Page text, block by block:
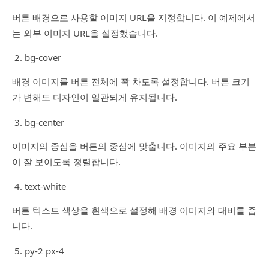
버튼 배경으로 사용할 이미지 URL을 지정합니다. 이 예제에서
는 외부 이미지 URL을 설정했습니다.
bg-cover
배경 이미지를 버튼 전체에 꽉 차도록 설정합니다. 버튼 크기
가 변해도 디자인이 일관되게 유지됩니다.
bg-center
이미지의 중심을 버튼의 중심에 맞춥니다. 이미지의 주요 부분
이 잘 보이도록 정렬합니다.
text-white
버튼 텍스트 색상을 흰색으로 설정해 배경 이미지와 대비를 줍
니다.
py-2 px-4